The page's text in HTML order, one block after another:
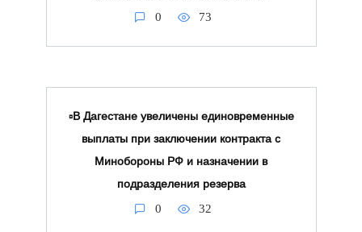
0 73
▫️В Дагестане увеличены единовременные
выплаты при заключении контракта с
Минобороны РФ и назначении в
подразделения резерва
0 32